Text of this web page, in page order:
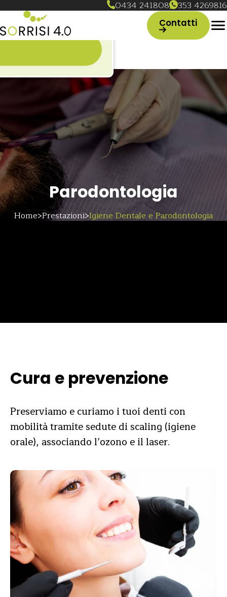
0434 241808 353 4269816
(Si apre in
Contatti
Parodontologia
Home Prestazioni Igiene Dentale e Parodontologia
Cura e prevenzione
Preserviamo e curiamo i tuoi denti con
mobilità tramite sedute di scaling (igiene
orale), associando l’ozono e il laser.
nuova scheda)